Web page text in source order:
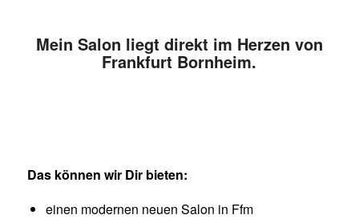
Mein Salon liegt direkt im Herzen von
Frankfurt Bornheim.
Das können wir Dir bieten:
einen modernen neuen Salon in Ffm